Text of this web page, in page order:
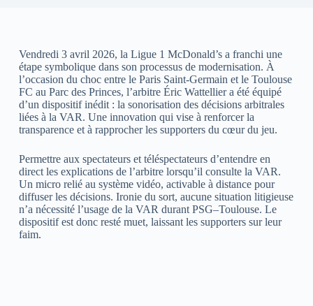
Vendredi 3 avril 2026, la Ligue 1 McDonald’s a franchi une
étape symbolique dans son processus de modernisation. À
l’occasion du choc entre le Paris Saint-Germain et le Toulouse
FC au Parc des Princes, l’arbitre Éric Wattellier a été équipé
d’un dispositif inédit : la sonorisation des décisions arbitrales
liées à la VAR. Une innovation qui vise à renforcer la
transparence et à rapprocher les supporters du cœur du jeu.
Permettre aux spectateurs et téléspectateurs d’entendre en
direct les explications de l’arbitre lorsqu’il consulte la VAR.
Un micro relié au système vidéo, activable à distance pour
diffuser les décisions. Ironie du sort, aucune situation litigieuse
n’a nécessité l’usage de la VAR durant PSG–Toulouse. Le
dispositif est donc resté muet, laissant les supporters sur leur
faim.